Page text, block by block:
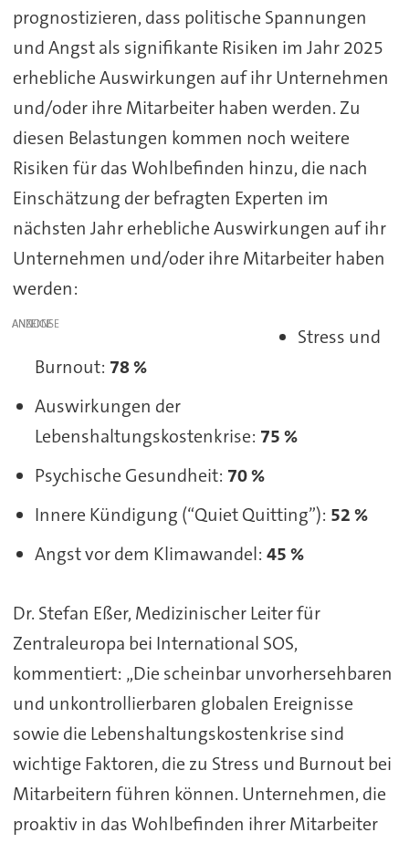
prognostizieren, dass politische Spannungen
und Angst als signifikante Risiken im Jahr 2025
erhebliche Auswirkungen auf ihr Unternehmen
und/oder ihre Mitarbeiter haben werden. Zu
diesen Belastungen kommen noch weitere
Risiken für das Wohlbefinden hinzu, die nach
Einschätzung der befragten Experten im
nächsten Jahr erhebliche Auswirkungen auf ihr
Unternehmen und/oder ihre Mitarbeiter haben
werden:
ANZEIGE
Stress und
Burnout: 78 %
Auswirkungen der
Lebenshaltungskostenkrise: 75 %
Psychische Gesundheit: 70 %
Innere Kündigung (“Quiet Quitting”): 52 %
Angst vor dem Klimawandel: 45 %
Dr. Stefan Eßer, Medizinischer Leiter für
Zentraleuropa bei International SOS,
kommentiert: „Die scheinbar unvorhersehbaren
und unkontrollierbaren globalen Ereignisse
sowie die Lebenshaltungskostenkrise sind
wichtige Faktoren, die zu Stress und Burnout bei
Mitarbeitern führen können. Unternehmen, die
proaktiv in das Wohlbefinden ihrer Mitarbeiter